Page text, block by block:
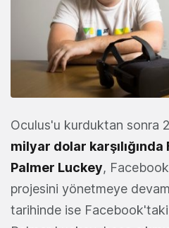
Oculus'u kurduktan sonra
milyar dolar
Palmer Luckey,
projesini yönetmeye
tarihinde ise